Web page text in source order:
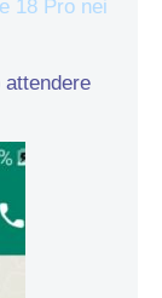
18 Pro nei
attendere